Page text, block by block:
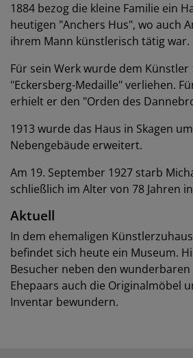
1884 bezog die kleine Familie ein
heutigen "Anchers Hus", wo auch
ihrem Mann künstlerisch tätig war.
Für sein Werk wurde dem Künstler
"Eckersberg-Medaille" verliehen.
erhielt er den "Orden des
1913 wurde das Haus in Skagen
Nebengebäude erweitert.
Am 19. September 1927 starb
schließlich im Alter von 78 Jahren
Aktuell
In dem ehemaligen
befindet sich heute ein Museum.
Besucher neben den
Ehepaars auch die Originalmöbel
Inventar bewundern.